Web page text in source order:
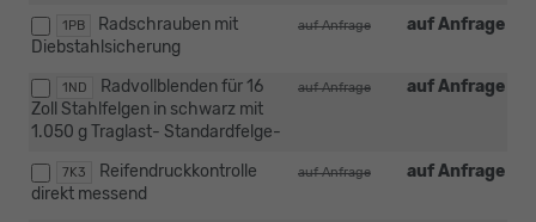
1PB auf Anfrage
auf Anfrage
Radschrauben mit
Diebstahlsicherung
1ND auf Anfrage
auf Anfrage
Radvollblenden für 16
Zoll Stahlfelgen in schwarz mit
1.050 g Traglast- Standardfelge-
7K3 auf Anfrage
auf Anfrage
Reifendruckkontrolle
direkt messend